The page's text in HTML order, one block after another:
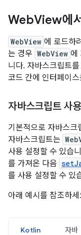
WebView에
WebView 에 로드하
는 경우 WebView 에
니다. 자바스크립트
코드 간에 인터페이
자바스크립트 사
기본적으로 자바스크
자바스크립트는
사용 설정할 수 있습
를 가져온 다음
를 사용 설정할 수 있
아래 예시를 참조하세
Kotlin 자바